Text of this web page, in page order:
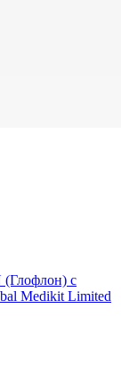
(Глофлон) с
Medikit Limited